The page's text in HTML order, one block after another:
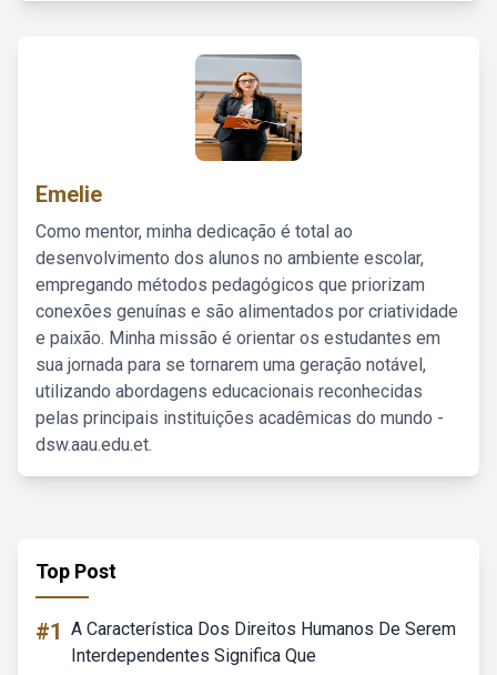
Emelie
Como mentor, minha dedicação é total ao
desenvolvimento dos alunos no ambiente escolar,
empregando métodos pedagógicos que priorizam
conexões genuínas e são alimentados por criatividade
e paixão. Minha missão é orientar os estudantes em
sua jornada para se tornarem uma geração notável,
utilizando abordagens educacionais reconhecidas
pelas principais instituições acadêmicas do mundo -
dsw.aau.edu.et.
Top Post
#1 A Característica Dos Direitos Humanos De Serem
Interdependentes Significa Que